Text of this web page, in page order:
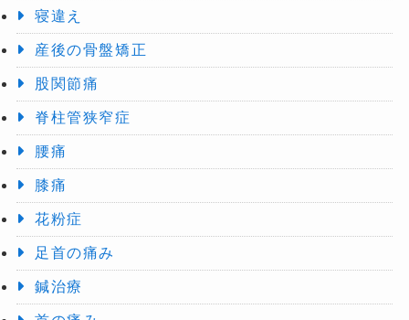
寝違え
産後の骨盤矯正
股関節痛
脊柱管狭窄症
腰痛
膝痛
花粉症
足首の痛み
鍼治療